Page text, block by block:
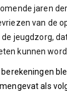
jaren
van de
jeugdzorg,
kunnen
als